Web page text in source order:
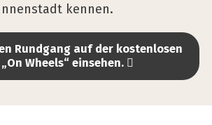
kennen.
Rundgang auf der kostenlosen
Wheels“ einsehen.